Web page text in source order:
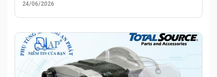
24/06/2026